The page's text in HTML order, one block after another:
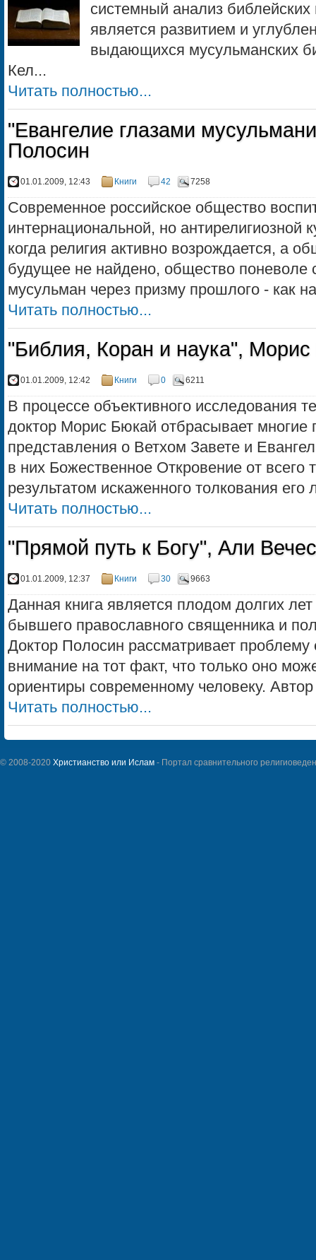
системный анализ
является развитием и
выдающихся мусульманских
Кел...
Читать полностью...
"Евангелие глазами
Полосин
01.01.2009, 12:43 Книги 42 7258
Современное российское общество
интернациональной, но антирелигиозной
когда религия активно возрождается, а
будущее не найдено, общество поневоле
мусульман через при­зму прошлого - как
Читать полностью...
"Библия, Коран и наука",
01.01.2009, 12:42 Книги 0 6211
В процессе объективного исследования
доктор Морис Бюкай отбрасывает многие
представления о Ветхом Завете и
в них Божественное Откровение от всего
результатом искаженного толкования
Читать полностью...
"Прямой путь к Богу", Али
01.01.2009, 12:37 Книги 30 9663
Данная книга является плодом долгих
бывшего православного священника и
Доктор Полосин рассматривает
внимание на тот факт, что только оно
ориентиры современному человеку.
Читать полностью...
© 2008-2020 Христианство или Ислам - Портал сравнительного